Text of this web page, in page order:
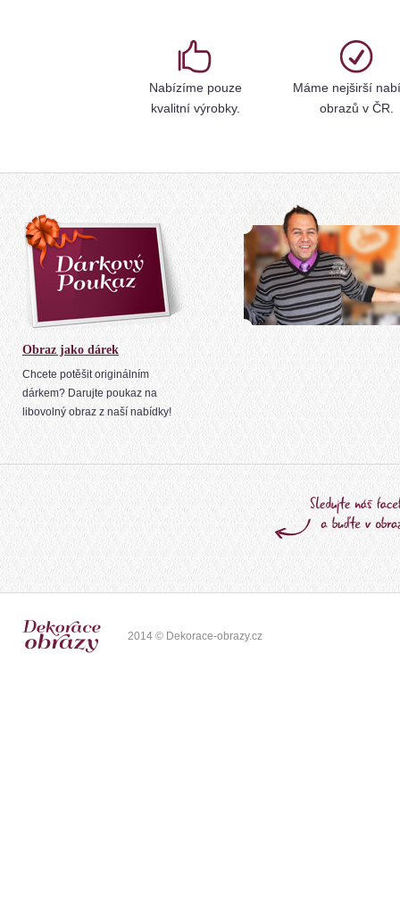
Nabízíme pouze
kvalitní výrobky.
Máme nejširší
obrazů v ČR.
Obraz jako dárek
Chcete potěšit originálním
dárkem? Darujte poukaz na
libovolný obraz z naší nabídky!
2014 © Dekorace-obrazy.cz